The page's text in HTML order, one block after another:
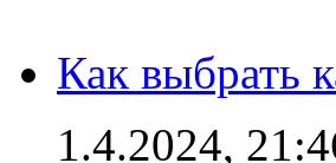
Как выбрать
1.4.2024,